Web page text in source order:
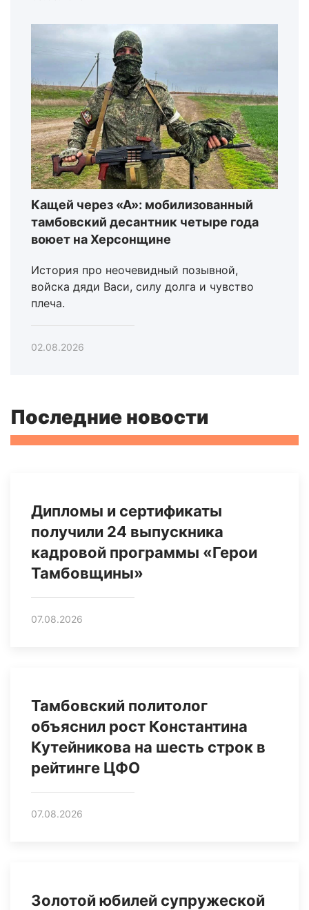
Кащей через «А»: мобилизованный
тамбовский десантник четыре года
воюет на Херсонщине
История про неочевидный позывной,
войска дяди Васи, силу долга и чувство
плеча.
02.08.2026
Последние новости
Дипломы и сертификаты
получили 24 выпускника
кадровой программы «Герои
Тамбовщины»
07.08.2026
Тамбовский политолог
объяснил рост Константина
Кутейникова на шесть строк в
рейтинге ЦФО
07.08.2026
Золотой юбилей супружеской